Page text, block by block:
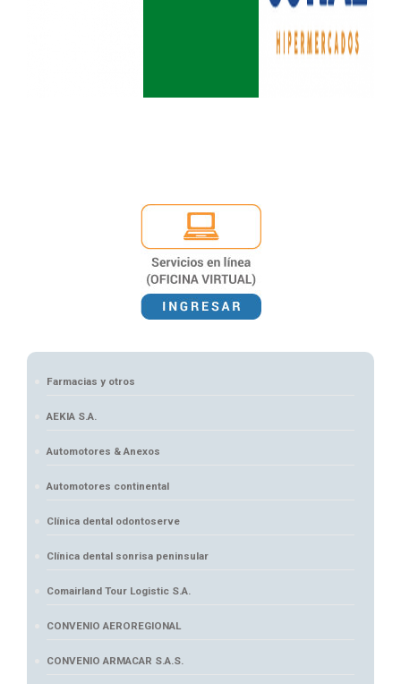
Farmacias y otros
AEKIA S.A.
Automotores & Anexos
Automotores continental
Clínica dental odontoserve
Clínica dental sonrisa peninsular
Comairland Tour Logistic S.A.
CONVENIO AEROREGIONAL
CONVENIO ARMACAR S.A.S.